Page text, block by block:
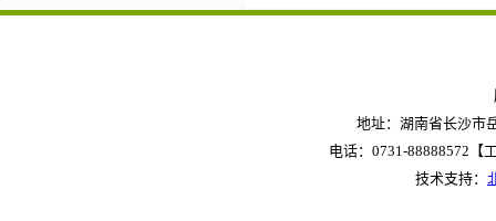
地址：湖南省长沙市
电话：0731-88888572【
技术支持：